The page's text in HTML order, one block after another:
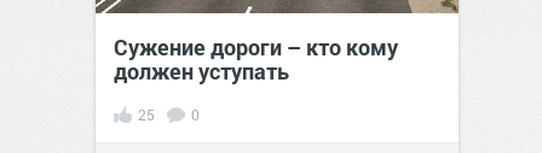
Сужение дороги – кто кому
должен уступать
25 0